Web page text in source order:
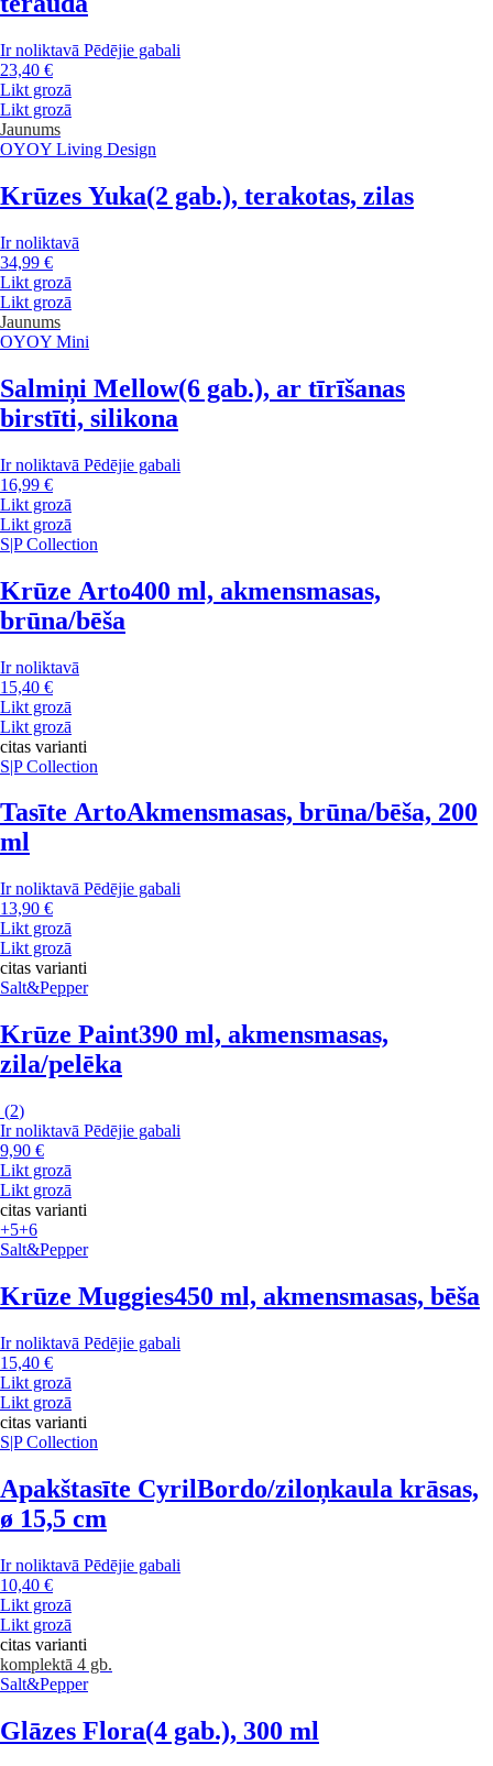
Ir noliktavā Pēdējie gabali
23,40 €
Likt grozā
Likt grozā
Jaunums
OYOY Living Design
Krūzes Yuka(2 gab.), terakotas, zilas
Ir noliktavā
34,99 €
Likt grozā
Likt grozā
Jaunums
OYOY Mini
Salmiņi Mellow(6 gab.), ar tīrīšanas
birstīti, silikona
Ir noliktavā Pēdējie gabali
16,99 €
Likt grozā
Likt grozā
S|P Collection
Krūze Arto400 ml, akmensmasas,
brūna/bēša
Ir noliktavā
15,40 €
Likt grozā
Likt grozā
citas varianti
S|P Collection
Tasīte ArtoAkmensmasas, brūna/bēša, 200
ml
Ir noliktavā Pēdējie gabali
13,90 €
Likt grozā
Likt grozā
citas varianti
Salt&Pepper
Krūze Paint390 ml, akmensmasas,
zila/pelēka
(2)
Ir noliktavā Pēdējie gabali
9,90 €
Likt grozā
Likt grozā
citas varianti
+5+6
Salt&Pepper
Krūze Muggies450 ml, akmensmasas, bēša
Ir noliktavā Pēdējie gabali
15,40 €
Likt grozā
Likt grozā
citas varianti
S|P Collection
Apakštasīte CyrilBordo/ziloņkaula krāsas,
ø 15,5 cm
Ir noliktavā Pēdējie gabali
10,40 €
Likt grozā
Likt grozā
citas varianti
komplektā 4 gb.
Salt&Pepper
Glāzes Flora(4 gab.), 300 ml